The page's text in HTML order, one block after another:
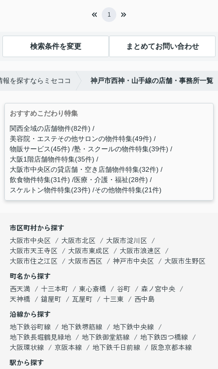
1
検索条件を変更 まとめてお問い合わせ
を探すならミセココ 神戸市西神・山手線の店舗・事務所一覧
おすすめこだわり特集
関西全域の店舗物件(82件)
美容院・エステその他サロンの物件特集(49件)
物販サービス(45件) 塾・スクールの物件特集(39件)
大阪1階店舗物件特集(35件)
大阪市中央区の貸店舗・空き店舗物件特集(32件)
飲食物件特集(31件) 医療・介護・福祉(28件)
スケルトン物件特集(23件) その他物件特集(21件)
市区町村から探す
大阪市中央区
大阪市北区
大阪市淀川区
大阪市天王寺区
大阪市東成区
大阪市浪速区
大阪市住之江区
大阪市西区 神戸市中央区
大阪市生野区
町名から探す
西天満
十三本町 東心斎橋 谷町
森ノ宮中央
天神橋
鎗屋町 瓦屋町 十三東
西中島
沿線から探す
地下鉄谷町線
地下鉄堺筋線
地下鉄中央線
地下鉄長堀鶴見緑地
地下鉄御堂筋線
地下鉄四つ橋線
大阪環状線
京阪本線 地下鉄千日前線
阪急京都本線
駅から探す